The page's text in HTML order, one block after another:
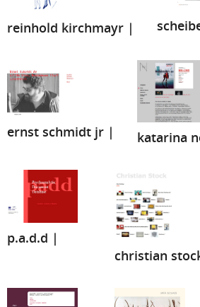
reinhold kirchmayr |
ernst schmidt jr | katarina
p.a.d.d |
christian